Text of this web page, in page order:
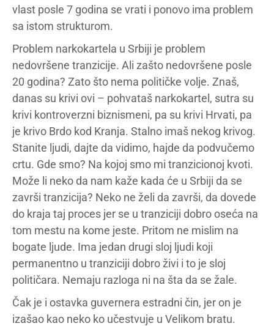
vlast posle 7 godina se vrati i ponovo ima problem
sa istom strukturom.
Problem narkokartela u Srbiji je problem
nedovršene tranzicije. Ali zašto nedovršene posle
20 godina? Zato što nema političke volje. Znaš,
danas su krivi ovi – pohvataš narkokartel, sutra su
krivi kontroverzni biznismeni, pa su krivi Hrvati, pa
je krivo Brdo kod Kranja. Stalno imaš nekog krivog.
Stanite ljudi, dajte da vidimo, hajde da podvučemo
crtu. Gde smo? Na kojoj smo mi tranzicionoj kvoti.
Može li neko da nam kaže kada će u Srbiji da se
završi tranzicija? Neko ne želi da završi, da dovede
do kraja taj proces jer se u tranziciji dobro oseća na
tom mestu na kome jeste. Pritom ne mislim na
bogate ljude. Ima jedan drugi sloj ljudi koji
permanentno u tranziciji dobro živi i to je sloj
političara. Nemaju razloga ni na šta da se žale.
Čak je i ostavka guvernera estradni čin, jer on je
izašao kao neko ko učestvuje u Velikom bratu.